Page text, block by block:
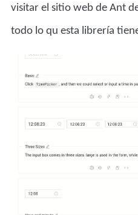
visitar el sitio web de Ant
todo lo qu esta librería